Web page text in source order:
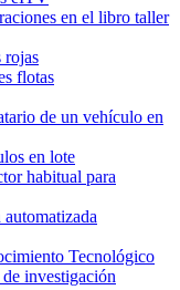
en el libro taller
rojas
flotas
de un vehículo en
en lote
habitual para
Tecnológico
de investigación